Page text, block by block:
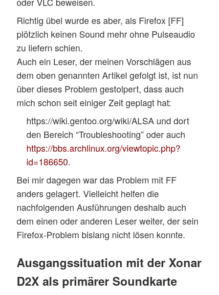
Richtig übel wurde es aber, als Firefox [FF]
plötzlich keinen Sound mehr ohne Pulseaudio
zu liefern schien.
Auch ein Leser, der meinen Vorschlägen aus
dem oben genannten Artikel gefolgt ist, ist nun
über dieses Problem gestolpert, dass auch
mich schon seit einiger Zeit geplagt hat:
https://wiki.gentoo.org/wiki/ALSA und dort
den Bereich “Troubleshooting” oder auch
https://bbs.archlinux.org/viewtopic.php?
id=186650.
Bei mir dagegen war das Problem mit FF
anders gelagert. Vielleicht helfen die
nachfolgenden Ausführungen deshalb auch
dem einen oder anderen Leser weiter, der sein
Firefox-Problem bislang nicht lösen konnte.
Ausgangssituation mit der Xonar
D2X als primärer Soundkarte